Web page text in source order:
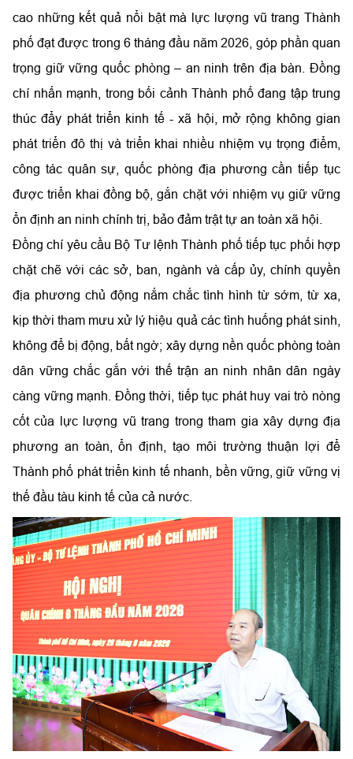
cao những kết quả nổi bật mà lực lượng vũ trang Thành
phố đạt được trong 6 tháng đầu năm 2026, góp phần quan
trọng giữ vững quốc phòng – an ninh trên địa bàn. Đồng
chí nhấn mạnh, trong bối cảnh Thành phố đang tập trung
thúc đẩy phát triển kinh tế - xã hội, mở rộng không gian
phát triển đô thị và triển khai nhiều nhiệm vụ trọng điểm,
công tác quân sự, quốc phòng địa phương cần tiếp tục
được triển khai đồng bộ, gắn chặt với nhiệm vụ giữ vững
ổn định an ninh chính trị, bảo đảm trật tự an toàn xã hội.
Đồng chí yêu cầu Bộ Tư lệnh Thành phố tiếp tục phối hợp
chặt chẽ với các sở, ban, ngành và cấp ủy, chính quyền
địa phương chủ động nắm chắc tình hình từ sớm, từ xa,
kịp thời tham mưu xử lý hiệu quả các tình huống phát sinh,
không để bị động, bất ngờ; xây dựng nền quốc phòng toàn
dân vững chắc gắn với thế trận an ninh nhân dân ngày
càng vững mạnh. Đồng thời, tiếp tục phát huy vai trò nòng
cốt của lực lượng vũ trang trong tham gia xây dựng địa
phương an toàn, ổn định, tạo môi trường thuận lợi để
Thành phố phát triển kinh tế nhanh, bền vững, giữ vững vị
thế đầu tàu kinh tế của cả nước.